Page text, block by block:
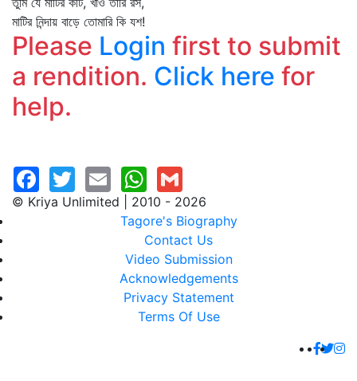
মাটির নিন্দায় বাড়ে তোমারি কি যশ!
Please Login first to submit
a rendition. Click here for
help.
© Kriya Unlimited | 2010 - 2026
Tagore's Biography
Contact Us
Video Submission
Acknowledgements
Privacy Statement
Terms Of Use